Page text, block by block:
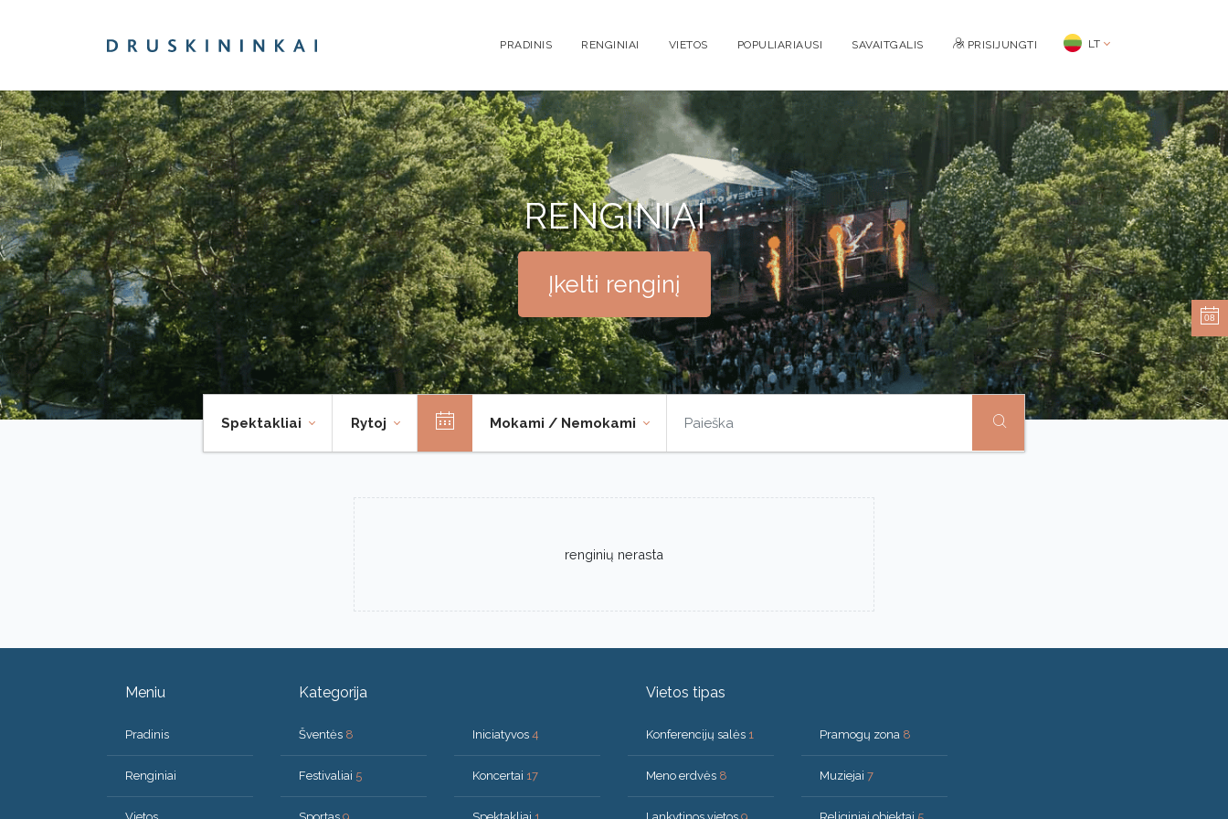
PRADINIS RENGINIAI VIETOS POPULIARIAUSI SAVAITGALIS PRISIJUNGTI LT
RENGINIAI
Įkelti renginį
Spektakliai Rytoj Mokami / Nemokami
renginių nerasta
Meniu
Pradinis
Renginiai
Kategorija
Šventės 8
Festivaliai 5
Iniciatyvos 4
Koncertai 17
Vietos tipas
Konferencijų salės 1
Meno erdvės 8
Pramogų zona 8
Muziejai 7
08